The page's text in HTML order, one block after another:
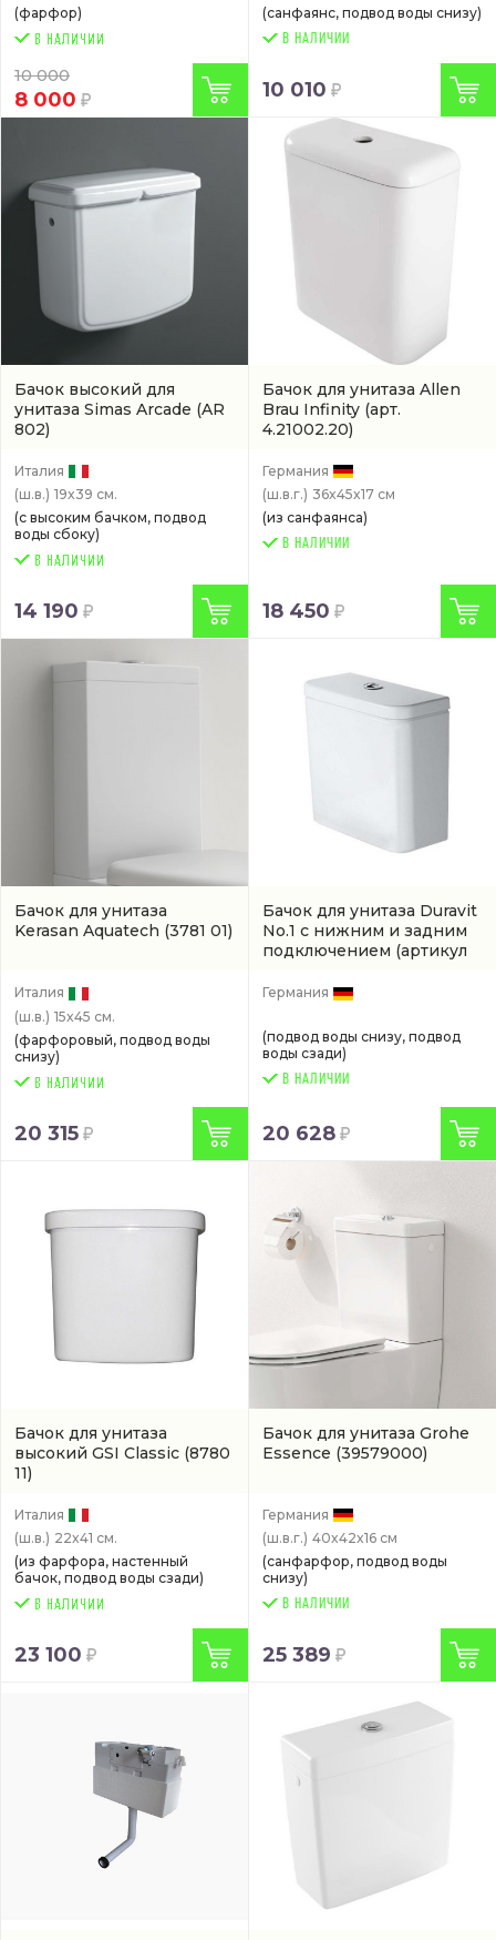
(фарфор)
10 000
8 000
(санфаянс, подвод воды снизу)
В НАЛИЧИИ
10 010
Бачок высокий для
унитаза Simas Arcade (AR
802)
Италия
(ш.в.) 19x39 см.
(с высоким бачком, подвод
воды сбоку)
14 190
Бачок для унитаза Allen
Brau Infinity (арт.
4.21002.20)
Германия
(ш.в.г.) 36x45x17 см
(из санфаянса)
В НАЛИЧИИ
18 450
Бачок для унитаза
Kerasan Aquatech (3781 01)
Италия
(ш.в.) 15x45 см.
(фарфоровый, подвод воды
снизу)
20 315
Бачок для унитаза Duravit
No.1 с нижним и задним
подключением (артикул
Германия
(подвод воды снизу, подвод
воды сзади)
В НАЛИЧИИ
20 628
Бачок для унитаза
высокий GSI Classic (8780
11)
Италия
(ш.в.) 22x41 см.
(из фарфора, настенный
бачок, подвод воды сзади)
23 100
Бачок для унитаза Grohe
Essence (39579000)
Германия
(ш.в.г.) 40x42x16 см
(санфарфор, подвод воды
снизу)
В НАЛИЧИИ
25 389